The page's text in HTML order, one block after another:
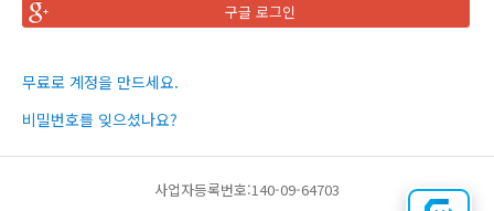
구글 로그인
무료로 계정을 만드세요.
비밀번호를 잊으셨나요?
사업자등록번호:140-09-64703